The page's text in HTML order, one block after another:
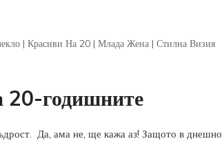
| Красиви На 20 | Млада Жена | Стилна Визия
20-годишните
Да, ама не, ще кажа аз! Защото в днешно